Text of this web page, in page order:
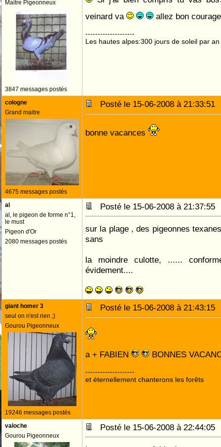
Maitre Pigeonneux
3847 messages postés
veinard va
allez bon
--------------------
Les hautes alpes:300 jours de soleil par an
cologne
Grand maitre
4675 messages postés
Posté le 15-06-2008 à
bonne vacances
al
al, le pigeon de forme n°1,
le must
Pigeon d'Or
2080 messages postés
Posté le 15-06-2008 à
sur la plage , des pigeonnes
sans
la moindre culotte, ......
évidement....
giant homer 3
seul on n'est rien ;)
Gourou Pigeonneux
19246 messages postés
Posté le 15-06-2008 à
a + FABIEN BONNES
--------------------
et éternellement chanterons les forêts
valoche
Gourou Pigeonneux
Posté le 15-06-2008 à